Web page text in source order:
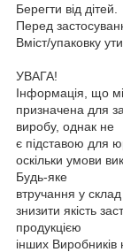
Берегти від дітей.
Перед
Вміст/упаковку
УВАГА!
Інформація, що
призначена для
виробу, однак не
є підставою для
оскільки умови
Будь-яке
втручання у
знизити якість
продукцією
інших Виробників